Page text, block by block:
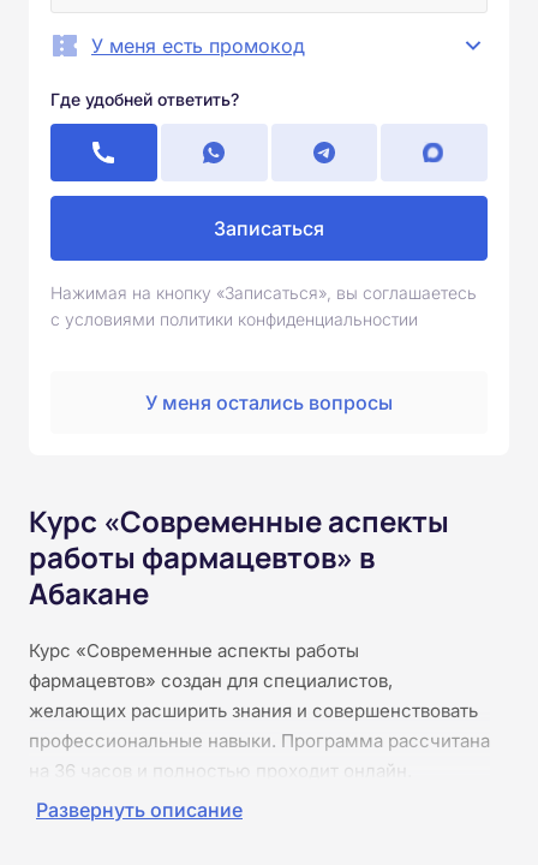
У меня есть промокод
Где удобней ответить?
Записаться
Нажимая на кнопку «Записаться», вы соглашаетесь
с условиями политики конфиденциальностии
У меня остались вопросы
Курс «Современные аспекты
работы фармацевтов» в
Абакане
Курс «Современные аспекты работы
фармацевтов» создан для специалистов,
желающих расширить знания и совершенствовать
профессиональные навыки. Программа рассчитана
на 36 часов и полностью проходит онлайн.
Программа ориентирована на фармацевтов и
Развернуть описание